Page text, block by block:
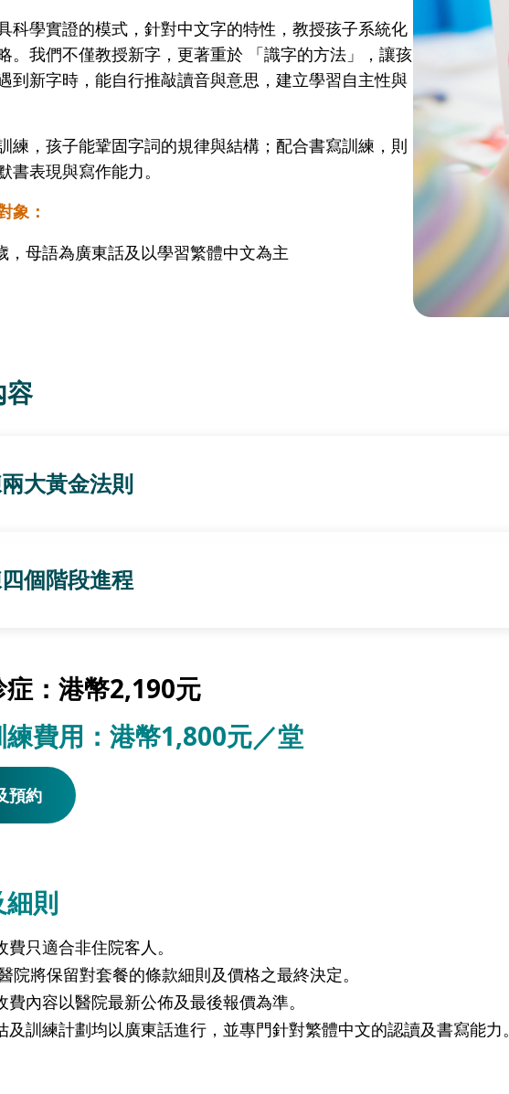
科學實證的模式，針對中文字的特性，教授孩子系統化
。我們不僅教授新字，更著重於 「識字的方法」，讓孩
到新字時，能自行推敲讀音與意思，建立學習自主性與
練，孩子能鞏固字詞的規律與結構；配合書寫訓練，則
書表現與寫作能力。
象：
，母語為廣東話及以學習繁體中文為主
容
大黃金法則
個階段進程
：港幣2,190元
費用：港幣1,800元／堂
預約
細則
費只適合非住院客人。
院將保留對套餐的條款細則及價格之最終決定。
費內容以醫院最新公佈及最後報價為準。
及訓練計劃均以廣東話進行，並專門針對繁體中文的認讀及書寫能力。